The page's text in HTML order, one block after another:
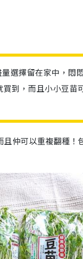
選擇留在家中，
到，而且小小豆
仲可以重複翻種